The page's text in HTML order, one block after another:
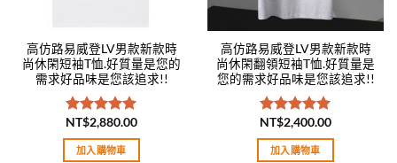
高仿路易威登LV男款新款時
尚休閑短袖T恤.好質量是您的
需求好品味是您該追求!!
評分5.00
滿分 5
NT$2,880.00
加入購物車
高仿路易威登LV男款新款時
尚休閑翻領短袖T恤.好質量是
您的需求好品味是您該追求!!
評分5.00
滿分 5
NT$2,400.00
加入購物車